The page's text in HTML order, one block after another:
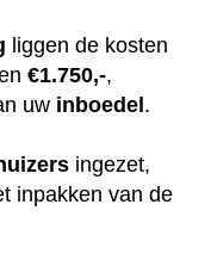
liggen de kosten
€1.750,-,
uw inboedel .
ingezet,
inpakken van de